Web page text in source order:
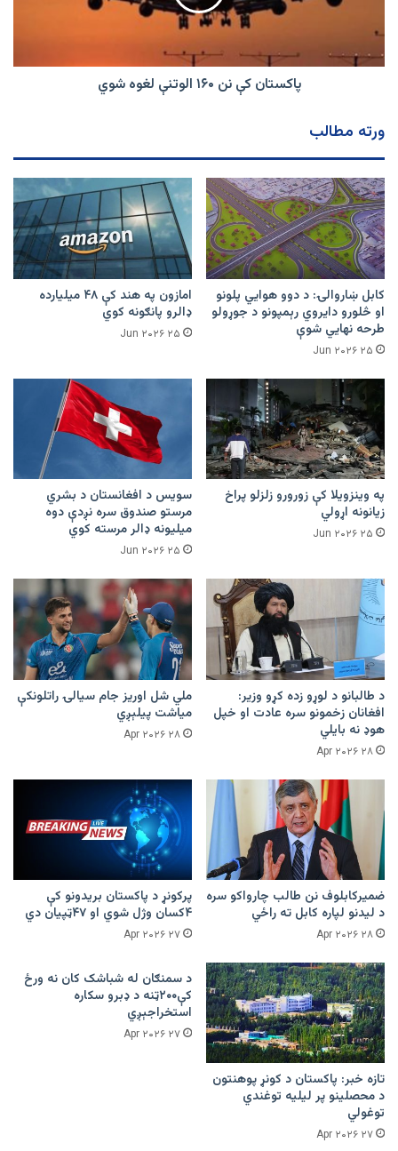
شوي
پاکستان کې نن ۱۶۰ الوتنې لغوه شوي
ورته مطالب
کابل ښاروالۍ: د دوو هوايي پلونو
او څلورو دایروي رېمپونو د جوړولو
طرحه نهایي شوې
۲۵ Jun ۲۰۲۶
امازون په هند کې ۴۸ میلیارده
ډالرو پانګونه کوي
۲۵ Jun ۲۰۲۶
په وینزویلا کې زورورو زلزلو پراخ
زیانونه اړولي
۲۵ Jun ۲۰۲۶
سویس د افغانستان د بشري
مرستو صندوق سره نږدې دوه
میلیونه ډالر مرسته کوي
۲۵ Jun ۲۰۲۶
د طالبانو د لوړو زده کړو وزیر:
افغانان زخمونو سره عادت او خپل
هوډ نه بایلي
۲۸ Apr ۲۰۲۶
ملي شل اوریز جام سیالۍ راتلونکې
میاشت پیلېږي
۲۸ Apr ۲۰۲۶
ضمیرکابلوف نن طالب چارواکو سره
د لیدنو لپاره کابل ته راځي
۲۸ Apr ۲۰۲۶
پرکونړ د پاکستان بریدونو کې
۴کسان وژل شوي او ۴۷ټپیان دي
۲۷ Apr ۲۰۲۶
تازه خبر: پاکستان د کونړ پوهنتون
د محصلینو پر لیلیه توغندي
توغولي
۲۷ Apr ۲۰۲۶
د سمنګان له شباشک کان نه ورځ
کې۲۰۰ټنه د ډبرو سکاره
استخراجېږي
۲۷ Apr ۲۰۲۶